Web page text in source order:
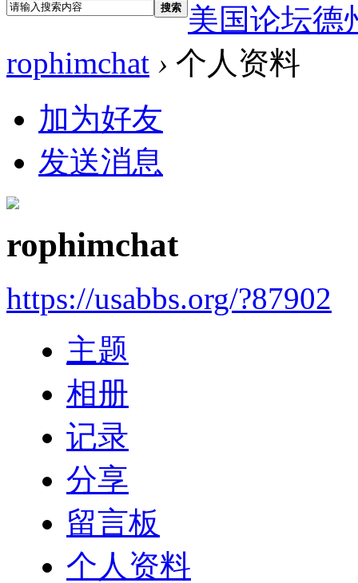
搜索
美国论坛德
rophimchat › 个人资料
加为好友
发送消息
rophimchat
https://usabbs.org/?87902
主题
相册
记录
分享
留言板
个人资料